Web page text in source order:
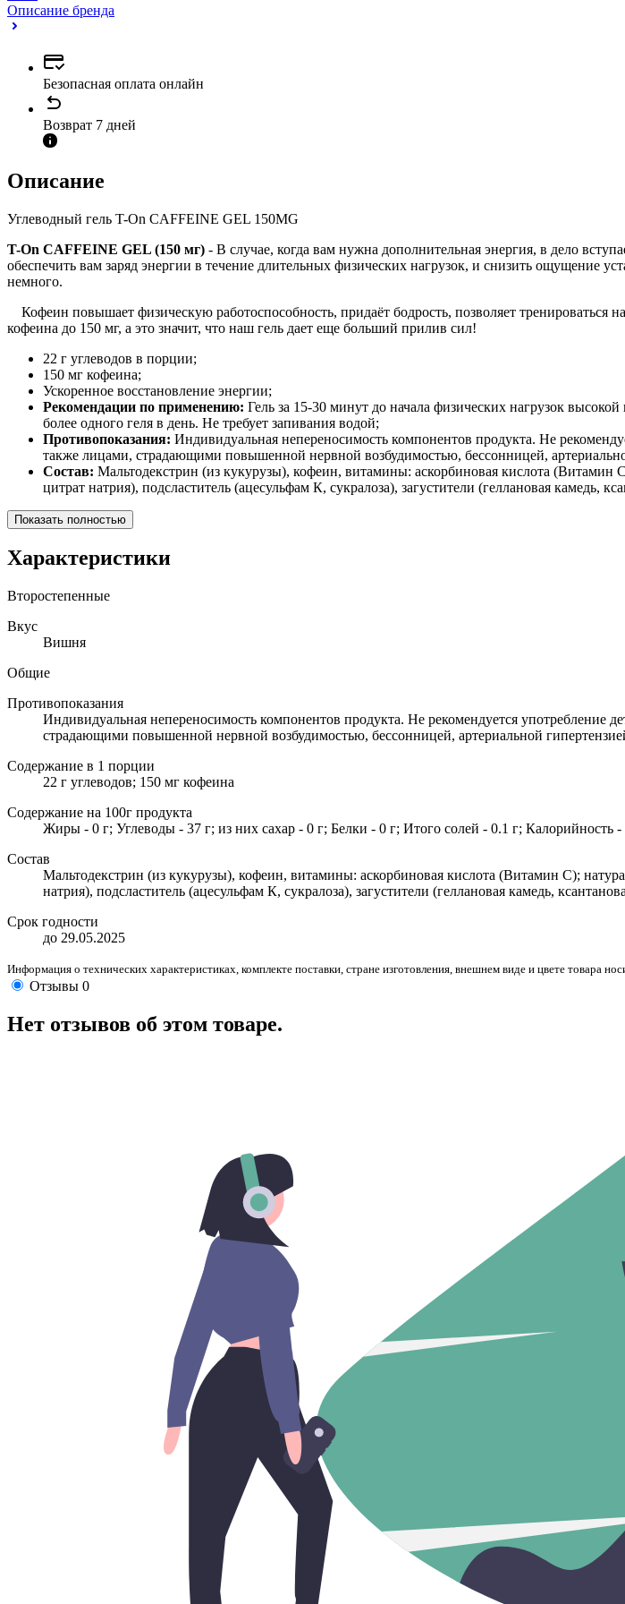
Описание бренда
Безопасная оплата онлайн
Возврат 7 дней
Описание
Углеводный гель T-On CAFFEINE GEL 150MG
T-On CAFFEINE GEL (150 мг) - В случае, когда вам нужна дополнительная энергия, в дело
обеспечить вам заряд энергии в течение длительных физических нагрузок, и снизить ощущение
немного.
Кофеин повышает физическую работоспособность, придаёт бодрость, позволяет
кофеина до 150 мг, а это значит, что наш гель дает еще больший прилив сил!
22 г углеводов в порции;
150 мг кофеина;
Ускоренное восстановление энергии;
Рекомендации по применению: Гель за 15-30 минут до начала физических нагрузок
более одного геля в день. Не требует запивания водой;
Противопоказания: Индивидуальная непереносимость компонентов продукта. Не
также лицами, страдающими повышенной нервной возбудимостью, бессонницей,
Состав: Мальтодекстрин (из кукурузы), кофеин, витамины: аскорбиновая кислота (Витамин
цитрат натрия), подсластитель (ацесульфам К, сукралоза), загустители (геллановая камедь,
Показать полностью
Характеристики
Второстепенные
Вкус
Вишня
Общие
Противопоказания
Индивидуальная непереносимость компонентов продукта. Не рекомендуется употребление
страдающими повышенной нервной возбудимостью, бессонницей, артериальной
Содержание в 1 порции
22 г углеводов; 150 мг кофеина
Содержание на 100г продукта
Жиры - 0 г; Углеводы - 37 г; из них сахар - 0 г; Белки - 0 г; Итого солей - 0.1 г; Калорийность -
Состав
Мальтодекстрин (из кукурузы), кофеин, витамины: аскорбиновая кислота (Витамин С);
натрия), подсластитель (ацесульфам К, сукралоза), загустители (геллановая камедь,
Срок годности
до 29.05.2025
Информация о технических характеристиках, комплекте поставки, стране изготовления, внешнем виде и цвете товара
Отзывы 0
Нет отзывов об этом товаре.